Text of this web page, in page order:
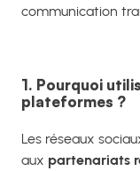
communication
1. Pourquoi
plateformes ?
Les réseaux
aux partenariats